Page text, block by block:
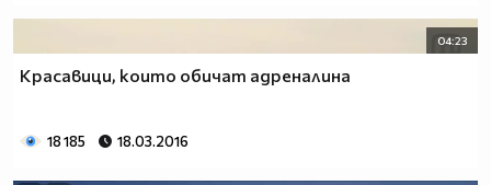
04:23
Красавици, които обичат адреналина
18 185 18.03.2016